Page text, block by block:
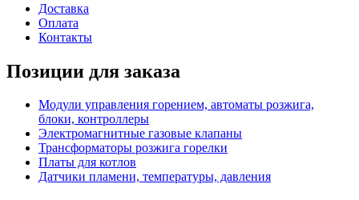
Доставка
Оплата
Контакты
Позиции для заказа
Модули управления горением, автоматы розжига,
блоки, контроллеры
Электромагнитные газовые клапаны
Трансформаторы розжига горелки
Платы для котлов
Датчики пламени, температуры, давления